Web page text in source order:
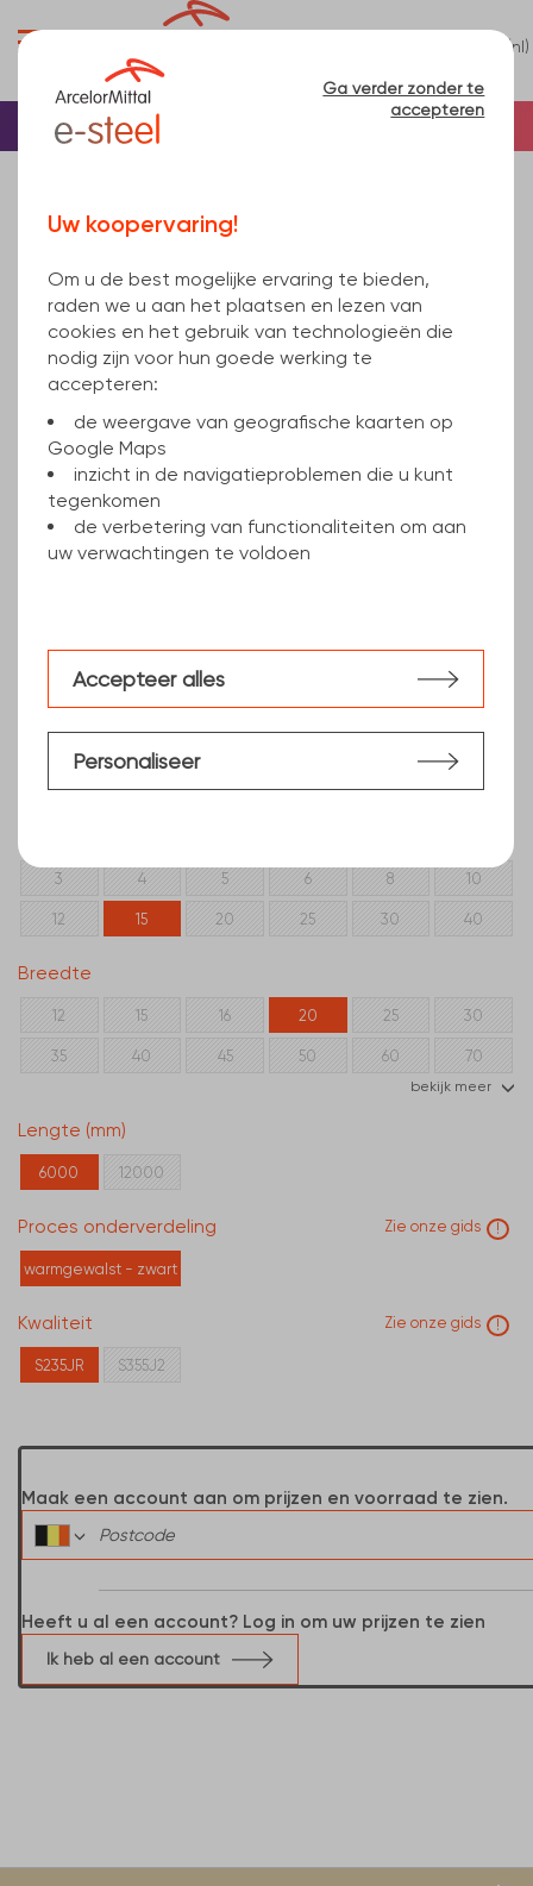
(nl)
Welkomstpagina
plat 20x15 mm EN 10058 S235JR EN 10025-2 6000
3 4 5 6 8 10
12 15 20 25 30 40
Breedte
12 15 16 20 25 30
35 40 45 50 60 70
120
130
220 250
bekijk meer
Lengte (mm)
6000 12000
Proces onderverdeling Zie onze gids !
warmgewalst - zwart
Kwaliteit Zie onze gids !
S235JR S355J2
Maak een account aan om prijzen en voorraad te zien.
Heeft u al een account? Log in om uw prijzen te zien
Ik heb al een account
Ga verder zonder te
accepteren
Uw koopervaring!
Om u de best mogelijke ervaring te bieden,
raden we u aan het plaatsen en lezen van
cookies en het gebruik van technologieën die
nodig zijn voor hun goede werking te
accepteren:
de weergave van geografische kaarten op
Google Maps
inzicht in de navigatieproblemen die u kunt
tegenkomen
de verbetering van functionaliteiten om aan
uw verwachtingen te voldoen
Personaliseer
Accepteer alles